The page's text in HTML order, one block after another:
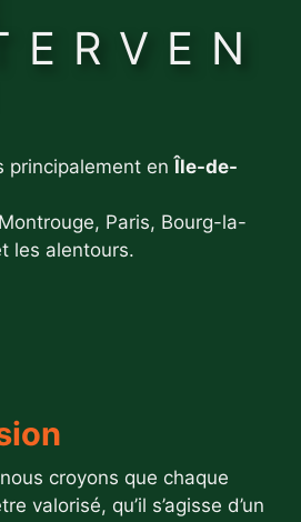
principalement en Île-de-
Paris, Bourg-la-
les alentours.
croyons que chaque
valorisé, qu’il s’agisse d’un